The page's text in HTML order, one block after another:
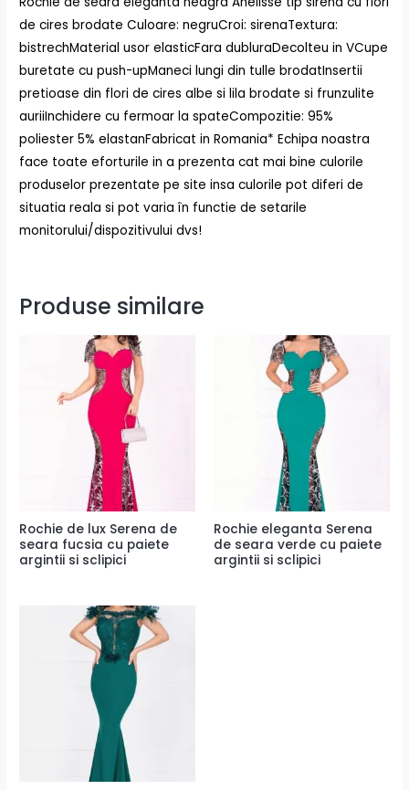
de cires brodate Culoare: negruCroi: sirenaTextura:
bistrechMaterial usor elasticFara dubluraDecolteu in VCupe
buretate cu push-upManeci lungi din tulle brodatInsertii
pretioase din flori de cires albe si lila brodate si frunzulite
auriiInchidere cu fermoar la spateCompozitie: 95%
poliester 5% elastanFabricat in Romania* Echipa noastra
face toate eforturile in a prezenta cat mai bine culorile
produselor prezentate pe site insa culorile pot diferi de
situatia reala si pot varia în functie de setarile
monitorului/dispozitivului dvs!
Produse similare
Rochie de lux Serena de
seara fucsia cu paiete
argintii si sclipici
Rochie eleganta Serena
de seara verde cu paiete
argintii si sclipici